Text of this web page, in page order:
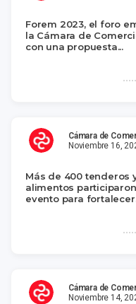
Forem 2023, el foro
la Cámara de
con una propuesta...
Cámara de
Noviembre 16,
Más de 400 tenderos
alimentos
evento para
Cámara de
Noviembre 14,